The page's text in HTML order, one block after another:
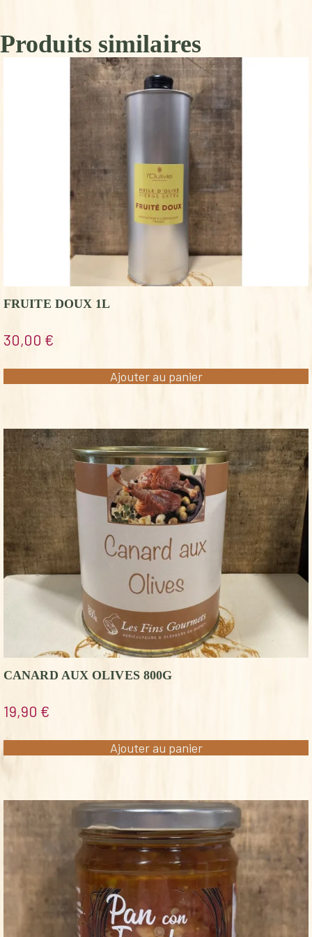
Produits similaires
FRUITE DOUX 1L
30,00 €
Ajouter au panier
CANARD AUX OLIVES 800G
19,90 €
Ajouter au panier